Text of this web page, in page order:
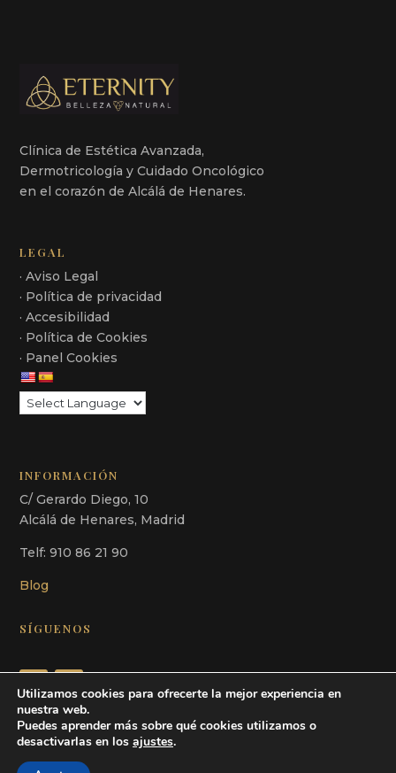
Clínica de Estética Avanzada,
Dermotricología y Cuidado Oncológico
en el corazón de Alcálá de Henares.
LEGAL
· Aviso Legal
· Política de privacidad
· Accesibilidad
· Política de Cookies
· Panel Cookies
INFORMACIÓN
C/ Gerardo Diego, 10
Alcálá de Henares, Madrid
Telf: 910 86 21 90
Blog
SÍGUENOS
Utilizamos cookies para ofrecerte la mejor experiencia en
nuestra web.
Puedes aprender más sobre qué cookies utilizamos o
desactivarlas en los ajustes.